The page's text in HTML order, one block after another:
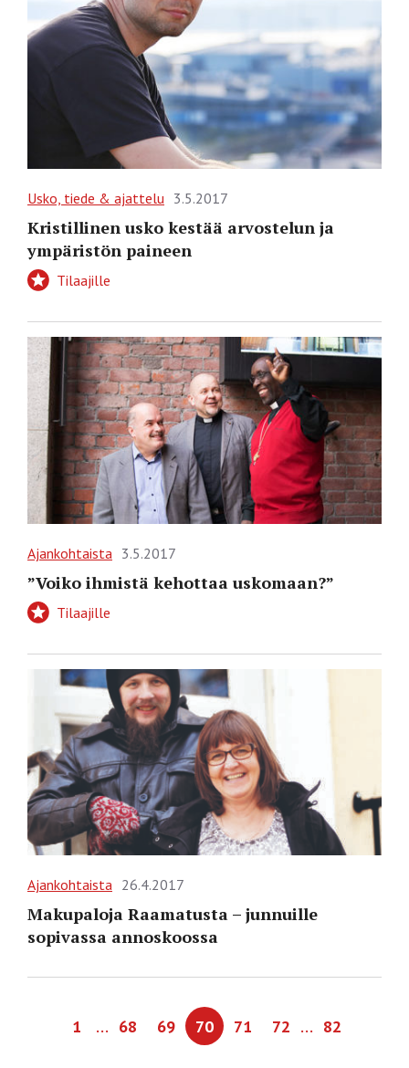
Usko, tiede & ajattelu 3.5.2017
Kristillinen usko kestää arvostelun ja
ympäristön paineen
Tilaajille
Ajankohtaista 3.5.2017
”Voiko ihmistä kehottaa uskomaan?”
Tilaajille
Ajankohtaista 26.4.2017
Makupaloja Raamatusta – junnuille
sopivassa annoskoossa
1 … 68 69 70 71 72 … 82